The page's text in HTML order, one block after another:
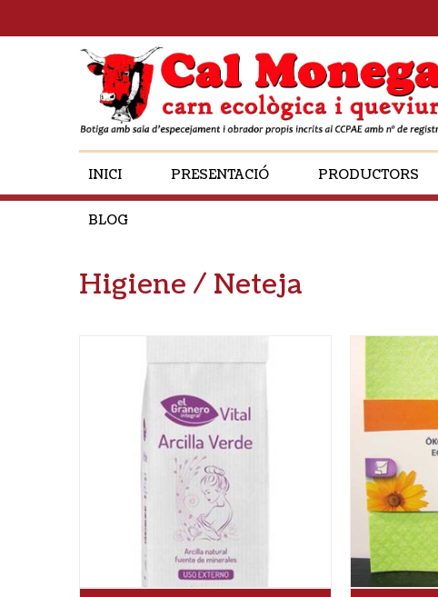
INICI PRESENTACIÓ PRODUCTORS
BLOG
Higiene / Neteja